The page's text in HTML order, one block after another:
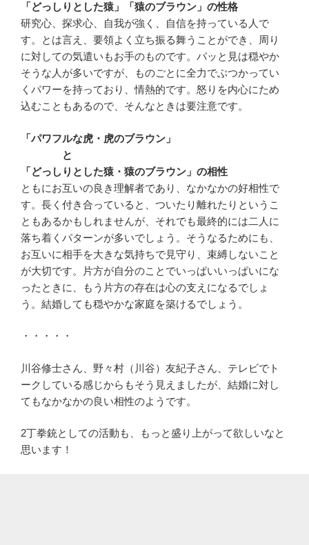
「どっしりとした猿」「猿のブラウン」の性格
研究心、探求心、自我が強く、自信を持っている人で
す。とは言え、要領よく立ち振る舞うことができ、周り
に対しての気遣いもお手のものです。パッと見は穏やか
そうな人が多いですが、ものごとに全力でぶつかってい
くパワーを持っており、情熱的です。怒りを内心にため
込むこともあるので、そんなときは要注意です。
「パワフルな虎・虎のブラウン」
と
「どっしりとした猿・猿のブラウン」の相性
ともにお互いの良き理解者であり、なかなかの好相性で
す。長く付き合っていると、ついたり離れたりというこ
ともあるかもしれませんが、それでも最終的には二人に
落ち着くパターンが多いでしょう。そうなるためにも、
お互いに相手を大きな気持ちで見守り、束縛しないこと
が大切です。片方が自分のことでいっぱいいっぱいにな
ったときに、もう片方の存在は心の支えになるでしょ
う。結婚しても穏やかな家庭を築けるでしょう。
・・・・・
川谷修士さん、野々村（川谷）友紀子さん、テレビでト
ークしている感じからもそう見えましたが、結婚に対し
てもなかなかの良い相性のようです。
2丁拳銃としての活動も、もっと盛り上がって欲しいなと
思います！